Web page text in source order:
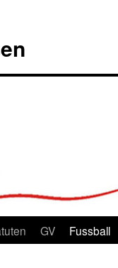
GV Fussball